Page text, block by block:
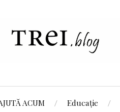
ACUM Educație